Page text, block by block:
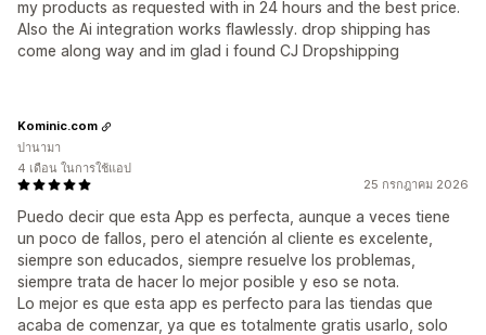
my products as requested with in 24 hours and the best price.
Also the Ai integration works flawlessly. drop shipping has
come along way and im glad i found CJ Dropshipping
25 กรกฎาคม 2026
Puedo decir que esta App es perfecta, aunque a veces tiene
un poco de fallos, pero el atención al cliente es excelente,
siempre son educados, siempre resuelve los problemas,
siempre trata de hacer lo mejor posible y eso se nota.
Lo mejor es que esta app es perfecto para las tiendas que
acaba de comenzar, ya que es totalmente gratis usarlo, solo
Kominic.com
ปานามา
4 เดือน ในการใช้แอป